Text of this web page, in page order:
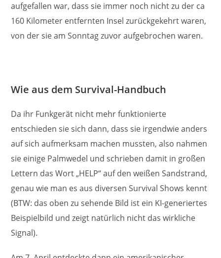
aufgefallen war, dass sie immer noch nicht zu der ca
160 Kilometer entfernten Insel zurückgekehrt waren,
von der sie am Sonntag zuvor aufgebrochen waren.
Wie aus dem Survival-Handbuch
Da ihr Funkgerät nicht mehr funktionierte
entschieden sie sich dann, dass sie irgendwie anders
auf sich aufmerksam machen mussten, also nahmen
sie einige Palmwedel und schrieben damit in großen
Lettern das Wort „HELP“ auf den weißen Sandstrand,
genau wie man es aus diversen Survival Shows kennt
(BTW: das oben zu sehende Bild ist ein KI-generiertes
Beispielbild und zeigt natürlich nicht das wirkliche
Signal).